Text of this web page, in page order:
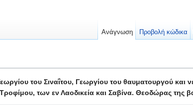
του Σιναΐτου, Γεωργίου του θαυματουργού και
των εν Λαοδικεία και Σαβίνα. Θεοδώρας της
Ανάγνωση Προβολή κώδικα